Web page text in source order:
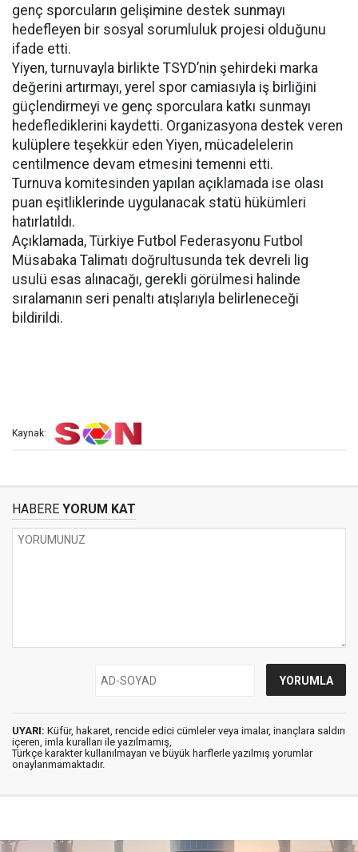
genç sporcuların gelişimine destek sunmayı
hedefleyen bir sosyal sorumluluk projesi olduğunu
ifade etti.
Yiyen, turnuvayla birlikte TSYD’nin şehirdeki marka
değerini artırmayı, yerel spor camiasıyla iş birliğini
güçlendirmeyi ve genç sporculara katkı sunmayı
hedeflediklerini kaydetti. Organizasyona destek veren
kulüplere teşekkür eden Yiyen, mücadelelerin
centilmence devam etmesini temenni etti.
Turnuva komitesinden yapılan açıklamada ise olası
puan eşitliklerinde uygulanacak statü hükümleri
hatırlatıldı.
Açıklamada, Türkiye Futbol Federasyonu Futbol
Müsabaka Talimatı doğrultusunda tek devreli lig
usulü esas alınacağı, gerekli görülmesi halinde
sıralamanın seri penaltı atışlarıyla belirleneceği
bildirildi.
Kaynak:
HABERE YORUM KAT
UYARI: Küfür, hakaret, rencide edici cümleler veya imalar, inançlara saldırı
içeren, imla kuralları ile yazılmamış,
Türkçe karakter kullanılmayan ve büyük harflerle yazılmış yorumlar
onaylanmamaktadır.